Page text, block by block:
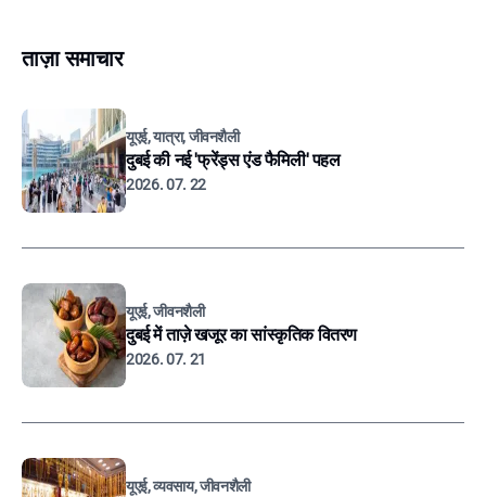
ताज़ा समाचार
यूएई, यात्रा, जीवनशैली
दुबई की नई 'फ्रेंड्स एंड फैमिली' पहल
2026. 07. 22
यूएई, जीवनशैली
दुबई में ताज़े खजूर का सांस्कृतिक वितरण
2026. 07. 21
यूएई, व्यवसाय, जीवनशैली